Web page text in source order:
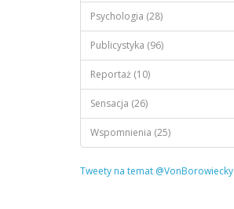
Psychologia (28)
Publicystyka (96)
Reportaż (10)
Sensacja (26)
Wspomnienia (25)
Tweety na temat @VonBorowiecky